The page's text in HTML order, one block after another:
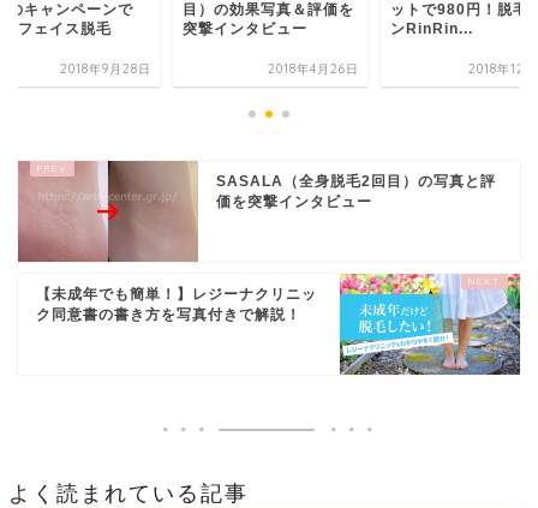
の効果写真＆評価を
インタビュー
2018年4月26日
ットで980円！脱毛サロ
ンRinRin...
2018年12月20日
TBCのキャンペーン
VIO・フェイス脱毛
2018年9
SASALA（全身脱毛2回目）の写真と評
価を突撃インタビュー
【未成年でも簡単！】レジーナクリニッ
ク同意書の書き方を写真付きで解説！
よく読まれている記事